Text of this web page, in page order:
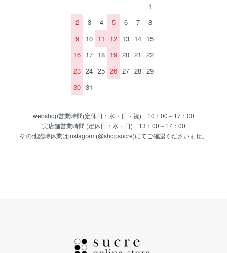
1
2
3 4 5 6 7
8
9
10 11 12 13 14 15
16 17 18 19 20 21
22
23 24 25 26 27 28 29
30 31
webshop営業時間(定休日：水・日・祝) 10：00～17：00
実店舗営業時間 (定休日：水・日) 13：00～17：00
その他臨時休業はinstagram(@shopsucre)にてご確認くださいませ。